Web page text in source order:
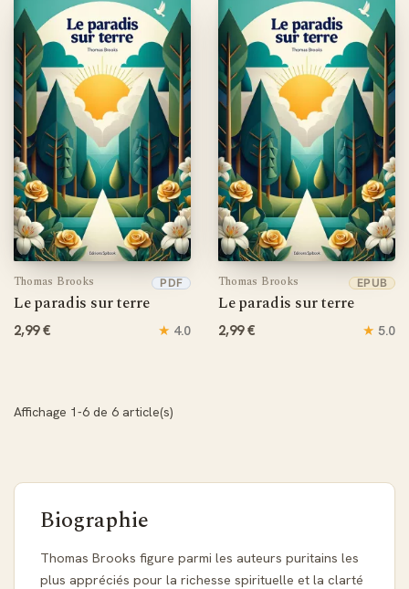
Thomas Brooks
Le paradis sur terre
PDF
2,99 € ★ 4.0
Thomas Brooks
Le paradis sur terre
EPUB
2,99 € ★ 5.0
Affichage 1-6 de 6 article(s)
Biographie
Thomas Brooks figure parmi les auteurs puritains les
plus appréciés pour la richesse spirituelle et la clarté